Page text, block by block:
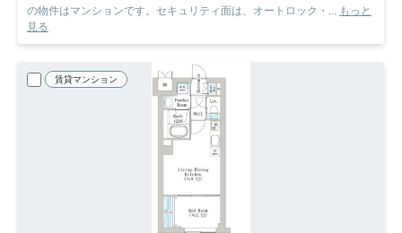
の物件はマンションです。セキュリティ面は、オートロック・... もっと
見る
賃貸マンション